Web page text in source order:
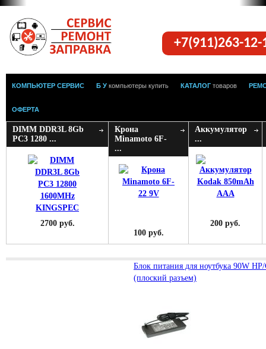
+7(911)263-
КОМПЬЮТЕР СЕРВИС Б У компьютеры купить КАТАЛОГ товаров
ОФЕРТА
DIMM DDR3L 8Gb
PC3 1280 ...
2700 руб.
Крона
Minamoto 6F-
...
100 руб.
Аккумулятор
...
200 руб.
Блок питания для ноутбука 90W
(плоский разъем)